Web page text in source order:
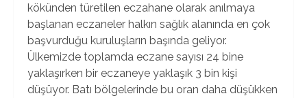
kökünden türetilen eczahane olarak anılmaya
başlanan eczaneler halkın sağlık alanında en çok
başvurduğu kuruluşların başında geliyor.
Ülkemizde toplamda eczane sayısı 24 bine
yaklaşırken bir eczaneye yaklaşık 3 bin kişi
düşüyor. Batı bölgelerinde bu oran daha düşükken